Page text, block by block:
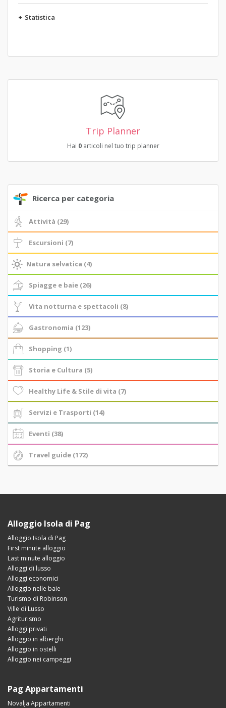
+ Statistica
Trip Planner
Hai 0articoli nel tuo trip planner
Ricerca per categoria
Attività (29)
Escursioni (7)
Natura selvatica (4)
Spiagge e baie (26)
Vita notturna e spettacoli (8)
Gastronomia (123)
Shopping (1)
Storia e Cultura (5)
Healthy Life & Stile di vita (7)
Servizi e Trasporti (14)
Eventi (38)
Travel guide (172)
Alloggio Isola di Pag
Alloggio Isola di Pag
First minute alloggio
Last minute alloggio
Alloggi di lusso
Alloggi economici
Alloggio nelle baie
Turismo di Robinson
Ville di Lusso
Agriturismo
Alloggi privati
Alloggio in alberghi
Alloggio in ostelli
Alloggio nei campeggi
Pag Appartamenti
Novalja Appartamenti